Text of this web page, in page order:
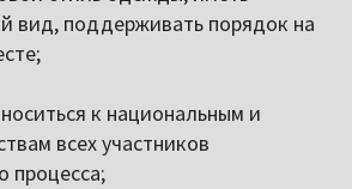
вид, поддерживать порядок на
к национальным и
всех участников
процесса;